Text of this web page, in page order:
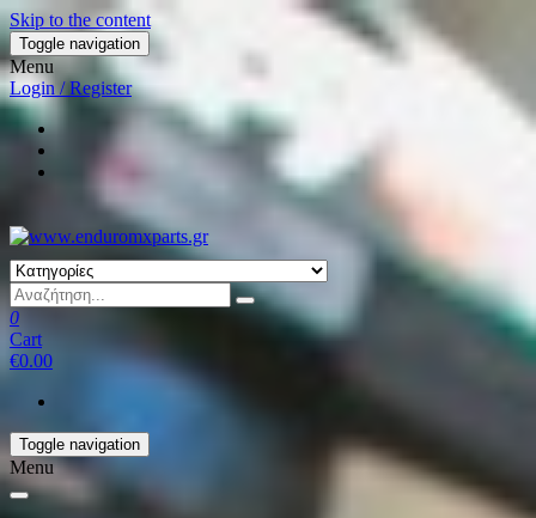
Skip to the content
Toggle navigation
Menu
Login / Register
0
Cart
€0.00
Toggle navigation
Menu